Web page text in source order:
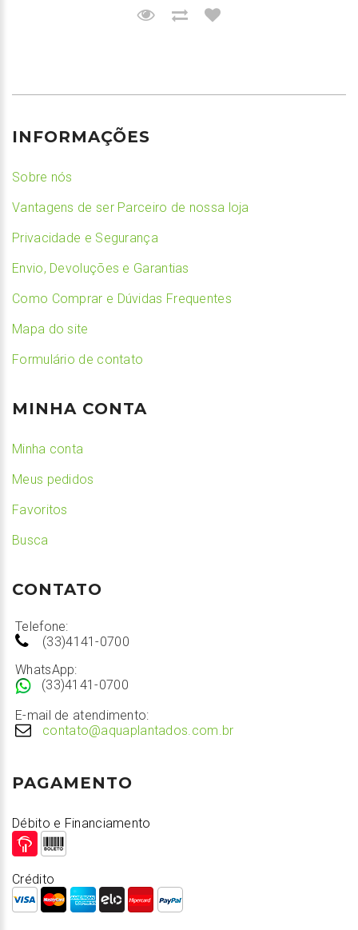
INFORMAÇÕES
Sobre nós
Vantagens de ser Parceiro de nossa loja
Privacidade e Segurança
Envio, Devoluções e Garantias
Como Comprar e Dúvidas Frequentes
Mapa do site
Formulário de contato
MINHA CONTA
Minha conta
Meus pedidos
Favoritos
Busca
CONTATO
Telefone:
(33)4141-0700
WhatsApp:
(33)4141-0700
E-mail de atendimento:
contato@aquaplantados.com.br
PAGAMENTO
Débito e Financiamento
Crédito